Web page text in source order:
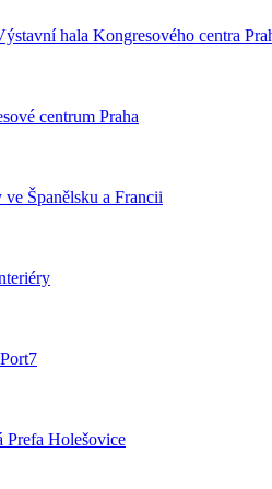
hala Kongresového centra
centrum Praha
ve Španělsku a Francii
Port7
Prefa Holešovice